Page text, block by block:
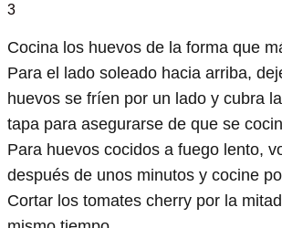
3
Cocina los huevos de la forma que
Para el lado soleado hacia arriba,
huevos se fríen por un lado y cubra
tapa para asegurarse de que se
Para huevos cocidos a fuego lento,
después de unos minutos y cocine
Cortar los tomates cherry por la